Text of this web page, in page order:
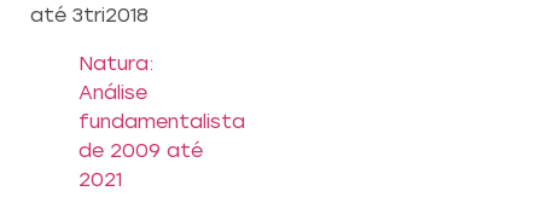
até 3tri2018
Natura:
Análise
fundamentalista
de 2009 até
2021